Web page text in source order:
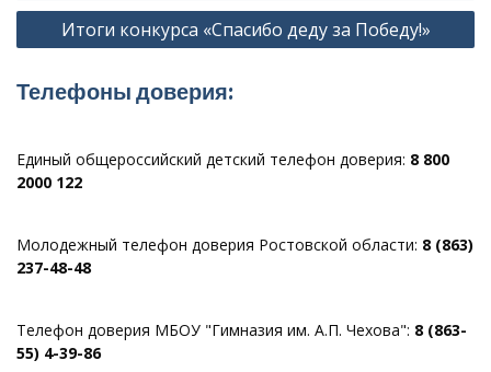
записямИтоги конкурса «Спасибо деду за Победу!»
Телефоны доверия:
Единый общероссийский детский телефон доверия: 8 800
2000 122
Молодежный телефон доверия Ростовской области: 8 (863)
237-48-48
Телефон доверия МБОУ "Гимназия им. А.П. Чехова": 8 (863-
55) 4-39-86